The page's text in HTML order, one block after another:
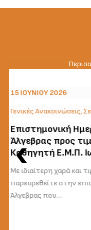
15 ΙΟΥΝΊΟΥ 2026
Γενικές
Διεξαγωγή
Υποψήφιους
για το ΔΠΜΣ -
Η Συνέντευξη των
Φοιτητών για το
Επιστήμες” θα